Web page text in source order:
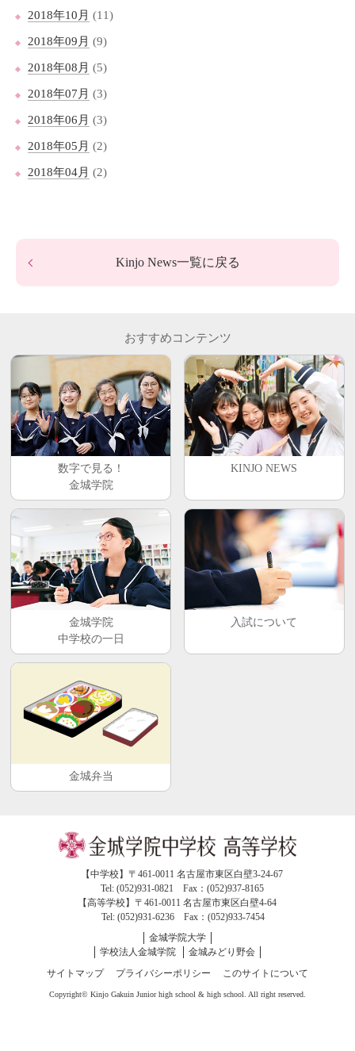
2018年10月 (11)
2018年09月 (9)
2018年08月 (5)
2018年07月 (3)
2018年06月 (3)
2018年05月 (2)
2018年04月 (2)
Kinjo News一覧に戻る
おすすめコンテンツ
数字で見る！
金城学院
KINJO NEWS
金城学院
中学校の一日
入試について
金城弁当
【中学校】〒461-0011 名古屋市東区白壁3-24-67
Tel: (052)931-0821 Fax：(052)937-8165
【高等学校】〒461-0011 名古屋市東区白壁4-64
Tel: (052)931-6236 Fax：(052)933-7454
金城学院大学
学校法人金城学院
金城みどり野会
サイトマップ
プライバシーポリシー このサイトについて
Copyright© Kinjo Gakuin Junior high school & high school. All right reserved.